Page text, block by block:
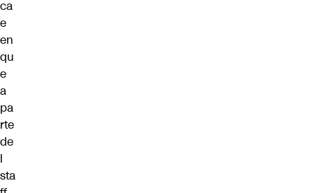
ca
e
en
qu
e
a
pa
rte
de
l
sta